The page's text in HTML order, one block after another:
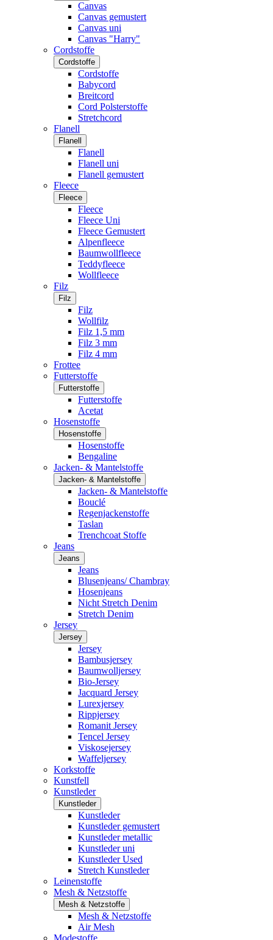
Canvas
Canvas gemustert
Canvas uni
Canvas "Harry"
Cordstoffe
Cordstoffe
Cordstoffe
Babycord
Breitcord
Cord Polsterstoffe
Stretchcord
Flanell
Flanell
Flanell
Flanell uni
Flanell gemustert
Fleece
Fleece
Fleece
Fleece Uni
Fleece Gemustert
Alpenfleece
Baumwollfleece
Teddyfleece
Wollfleece
Filz
Filz
Filz
Wollfilz
Filz 1,5 mm
Filz 3 mm
Filz 4 mm
Frottee
Futterstoffe
Futterstoffe
Futterstoffe
Acetat
Hosenstoffe
Hosenstoffe
Hosenstoffe
Bengaline
Jacken- & Mantelstoffe
Jacken- & Mantelstoffe
Jacken- & Mantelstoffe
Bouclé
Regenjackenstoffe
Taslan
Trenchcoat Stoffe
Jeans
Jeans
Jeans
Blusenjeans/ Chambray
Hosenjeans
Nicht Stretch Denim
Stretch Denim
Jersey
Jersey
Jersey
Bambusjersey
Baumwolljersey
Bio-Jersey
Jacquard Jersey
Lurexjersey
Rippjersey
Romanit Jersey
Tencel Jersey
Viskosejersey
Waffeljersey
Korkstoffe
Kunstfell
Kunstleder
Kunstleder
Kunstleder
Kunstleder gemustert
Kunstleder metallic
Kunstleder uni
Kunstleder Used
Stretch Kunstleder
Leinenstoffe
Mesh & Netzstoffe
Mesh & Netzstoffe
Mesh & Netzstoffe
Air Mesh
Modestoffe